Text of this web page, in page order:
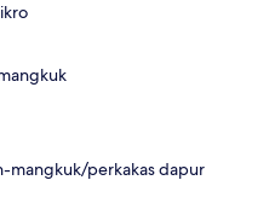
mangkuk/perkakas dapur